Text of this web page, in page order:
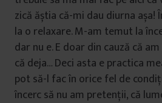
zică ăștia că-mi dau diurna așa!
la o relaxare. M-am temut la
dar nu e. E doar din cauză că
că deja… Deci asta e practica
pot să-l fac în orice fel de
încerc să nu am pretenții, că